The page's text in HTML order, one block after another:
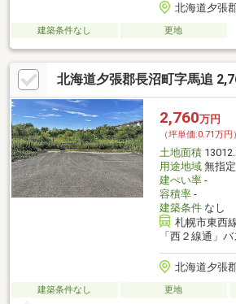
北海道夕張
建築条件なし 更地
北海道夕張郡長沼町字馬追
2,760万円
（坪単価:0.71万円）
土地面積
用途地域無指定
建ぺい率-
容積率-
建築条件なし
札幌市東西
「西２線通」
北海道夕張
建築条件なし 更地